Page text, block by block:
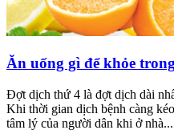
Ăn uống gì để khỏe
Đợt dịch thứ 4 là đợt dịch dài
Khi thời gian dịch bệnh càng
tâm lý của người dân khi ở nhà...